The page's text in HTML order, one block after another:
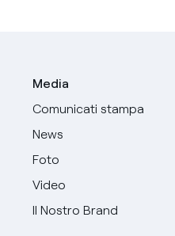
Media
Comunicati stampa
News
Foto
Video
Il Nostro Brand